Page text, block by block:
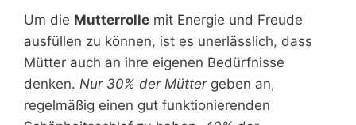
Um die Mutterrolle mit Energie und Freude
ausfüllen zu können, ist es unerlässlich, dass
Mütter auch an ihre eigenen Bedürfnisse
denken. Nur 30% der Müttergeben an,
regelmäßig einen gut funktionierenden